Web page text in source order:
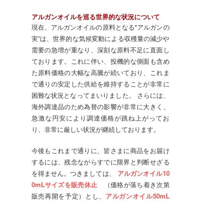
アルガンオイルを巡る世界的な状況について
現在、アルガンオイルの原料となる"アルガンの
実”は、世界的な気候変動による収穫量の減少や
需要の急増が重なり、深刻な原料不足に直面し
ております。これに伴い、投機的な側面も含め
た原料価格の大幅な高騰が続いており、これま
で通りの安定した供給を維持することが非常に
困難な状況となってまいりました。 さらには、
海外調達品のため為替の影響が非常に大きく、
急激な円安により調達価格が跳ね上がってお
り、非常に厳しい状況が継続しております。
今後もこれまで通りに、皆さまに商品をお届け
するには、残念ながらすでに限界と判断せざる
を得ません。つきましては、
アルガンオイル10
0mLサイズを販売休止 （価格が落ち着き次第
販売再開を予定）とし、 アルガンオイル50mL